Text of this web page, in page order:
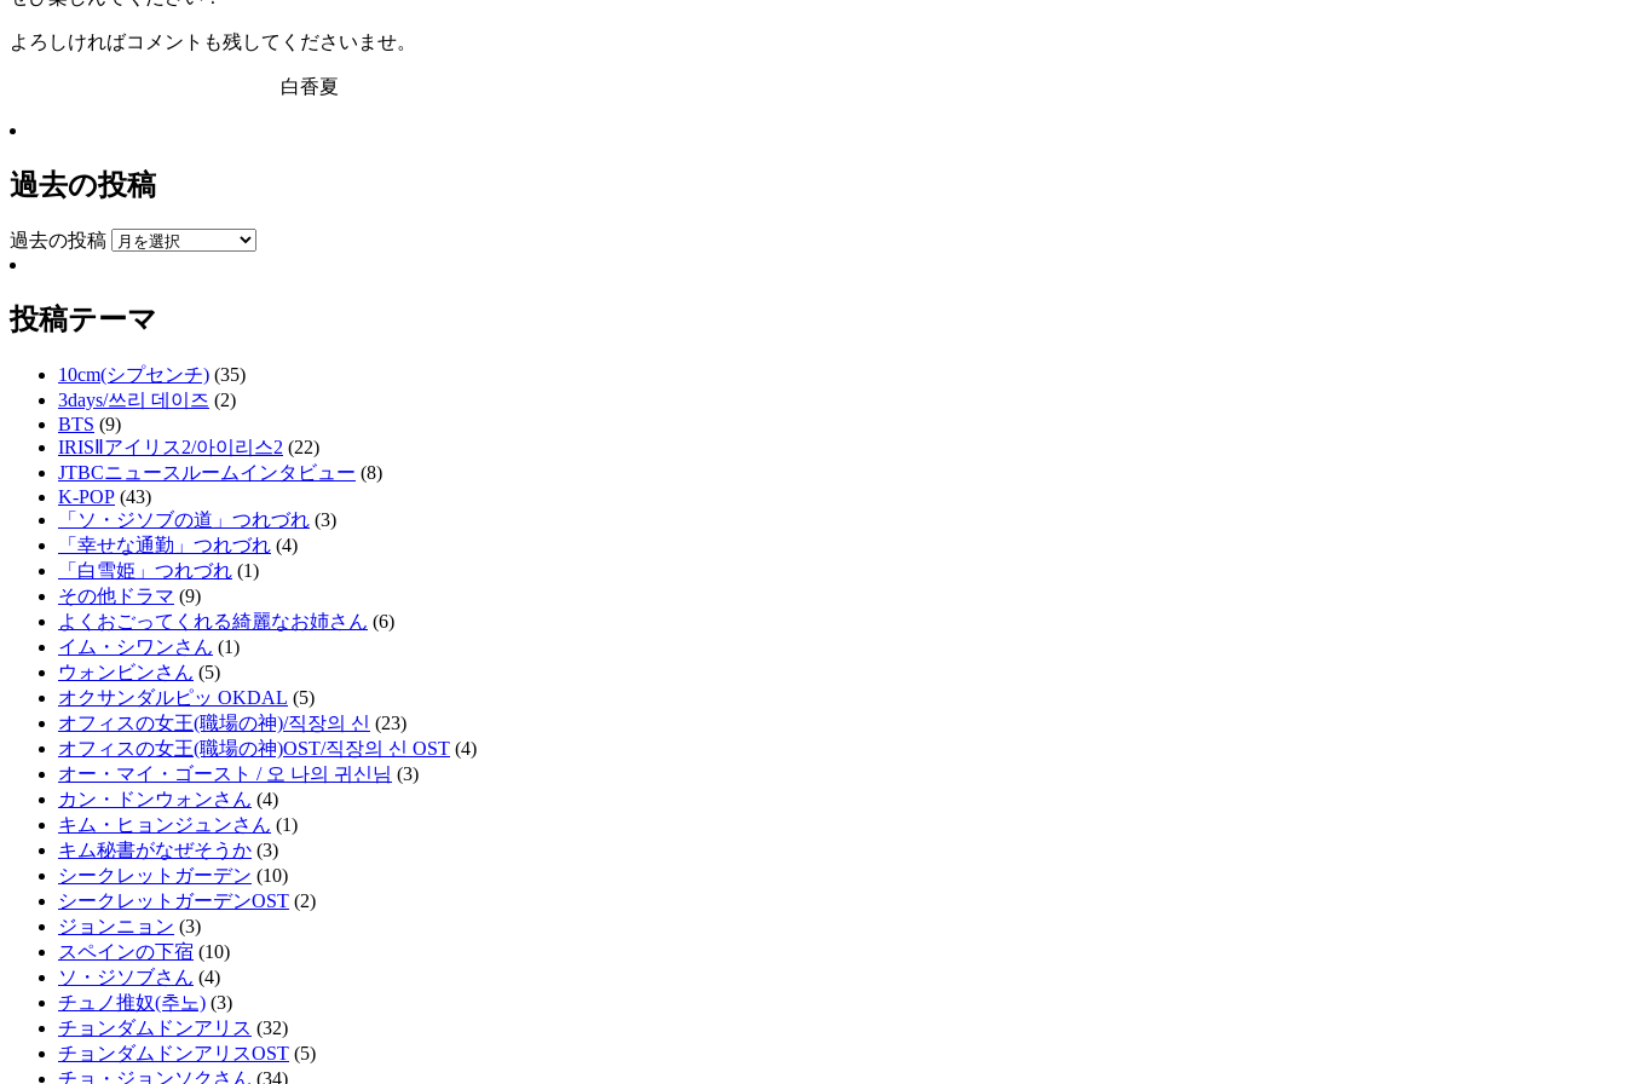
よろしければコメントも残してくださいませ。
白香夏
過去の投稿
過去の投稿
投稿テーマ
10cm(シプセンチ) (35)
3days/쓰리 데이즈 (2)
BTS (9)
IRISⅡアイリス2/아이리스2 (22)
JTBCニュースルームインタビュー (8)
K-POP (43)
「ソ・ジソブの道」つれづれ (3)
「幸せな通勤」つれづれ (4)
「白雪姫」つれづれ (1)
その他ドラマ (9)
よくおごってくれる綺麗なお姉さん (6)
イム・シワンさん (1)
ウォンビンさん (5)
オクサンダルピッ OKDAL (5)
オフィスの女王(職場の神)/직장의 신 (23)
オフィスの女王(職場の神)OST/직장의 신 OST (4)
オー・マイ・ゴースト / 오 나의 귀신님 (3)
カン・ドンウォンさん (4)
キム・ヒョンジュンさん (1)
キム秘書がなぜそうか (3)
シークレットガーデン (10)
シークレットガーデンOST (2)
ジョンニョン (3)
スペインの下宿 (10)
ソ・ジソブさん (4)
チュノ推奴(추노) (3)
チョンダムドンアリス (32)
チョンダムドンアリスOST (5)
チョ・ジョンソクさん (34)